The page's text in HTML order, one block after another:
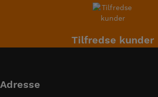
Tilfredse kunder
Adresse